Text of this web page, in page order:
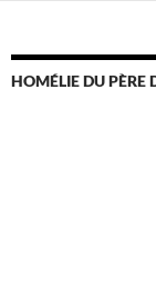
HOMÉLIE DU PÈRE